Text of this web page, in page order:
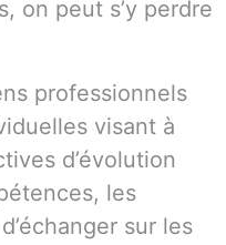
on peut s’y perdre
professionnels
visant à
d’évolution
les
sur les